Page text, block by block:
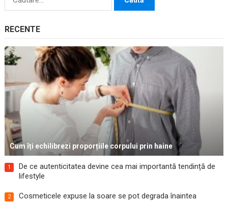
RECENTE
Cum îți echilibrezi proporțiile corpului prin haine
1
De ce autenticitatea devine cea mai importantă tendință de
lifestyle
2
Cosmeticele expuse la soare se pot degrada înaintea